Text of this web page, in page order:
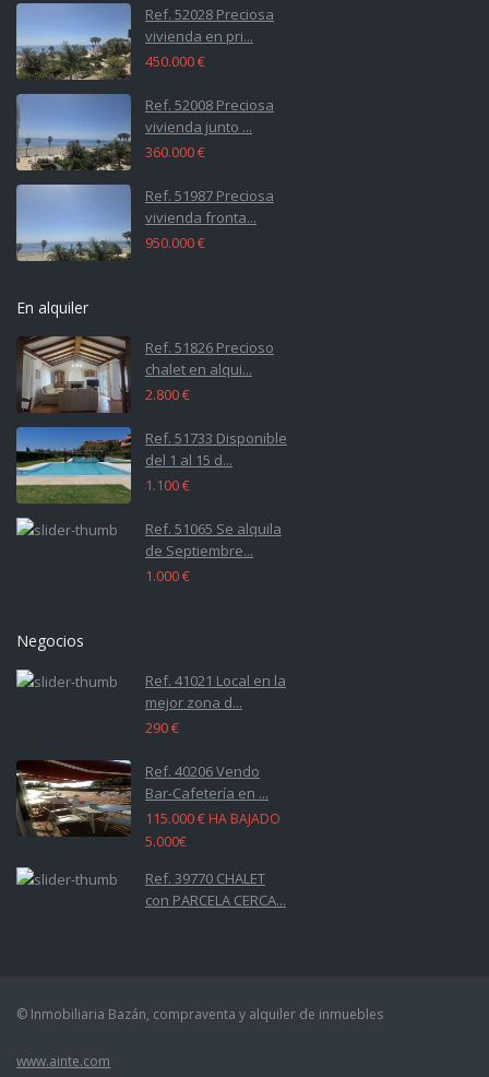
Ref. 52028 Preciosa
vivienda en pri...
450.000 €
Ref. 52008 Preciosa
vivienda junto ...
360.000 €
Ref. 51987 Preciosa
vivienda fronta...
950.000 €
En alquiler
Ref. 51826 Precioso
chalet en alqui...
2.800 €
Ref. 51733 Disponible
del 1 al 15 d...
1.100 €
Ref. 51065 Se alquila
de Septiembre...
1.000 €
Negocios
Ref. 41021 Local en la
mejor zona d...
290 €
Ref. 40206 Vendo
Bar-Cafetería en ...
115.000 € HA BAJADO
5.000€
Ref. 39770 CHALET
con PARCELA CERCA...
© Inmobiliaria Bazán, compraventa y alquiler de inmuebles
www.ainte.com